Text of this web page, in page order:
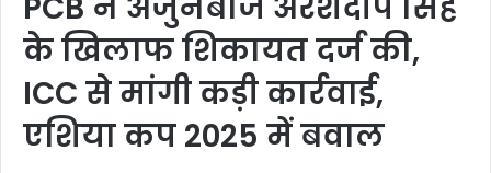
के खिलाफ शिकायत दर्ज की,
ICC से मांगी कड़ी कार्रवाई,
एशिया कप 2025 में बवाल